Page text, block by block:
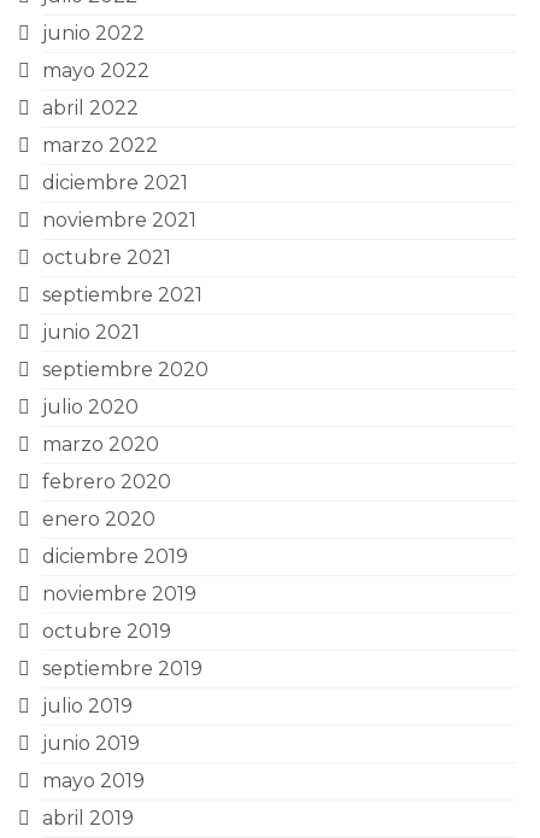
junio 2022
mayo 2022
abril 2022
marzo 2022
diciembre 2021
noviembre 2021
octubre 2021
septiembre 2021
junio 2021
septiembre 2020
julio 2020
marzo 2020
febrero 2020
enero 2020
diciembre 2019
noviembre 2019
octubre 2019
septiembre 2019
julio 2019
junio 2019
mayo 2019
abril 2019